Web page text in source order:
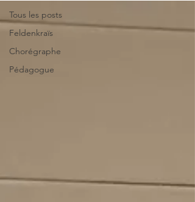
Tous les posts
Feldenkraïs
Chorégraphe
Pédagogue